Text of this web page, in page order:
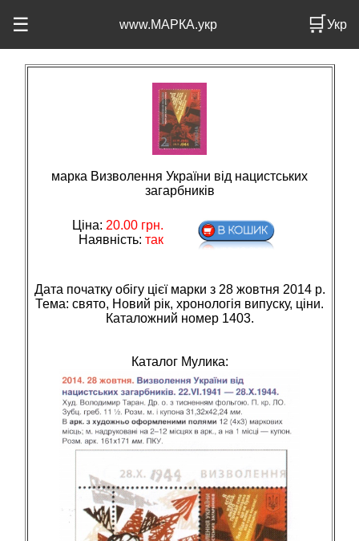
☰ www.МАРКА.укр 🛒Укр
марка Визволення України від нацистських
загарбників
Ціна: 20.00грн.
Наявність: так
Дата початку обігу цієї марки з 28 жовтня 2014 р.
Тема: свято, Новий рiк, хронологiя випуску, цiни.
Каталожний номер 1403.
Каталог Мулика: